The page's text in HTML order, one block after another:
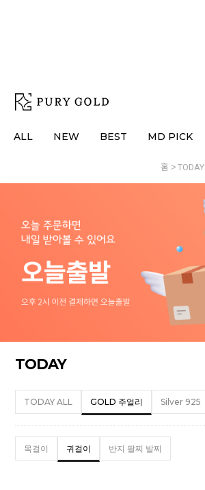
ALL NEW BEST MD PICK
홈 TODAY
TODAY
TODAY ALL GOLD 주얼리 Silver 925
목걸이 귀걸이 반지 팔찌 발찌